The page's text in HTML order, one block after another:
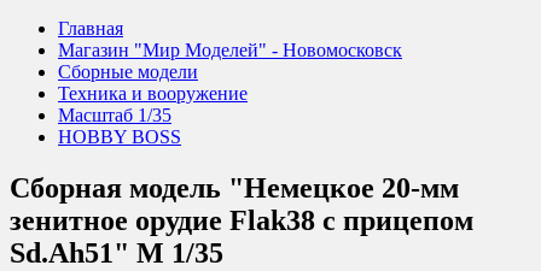
Главная
Магазин "Мир Моделей" - Новомосковск
Сборные модели
Техника и вооружение
Масштаб 1/35
HOBBY BOSS
Сборная модель "Немецкое 20-мм
зенитное орудие Flak38 с прицепом
Sd.Ah51" М 1/35